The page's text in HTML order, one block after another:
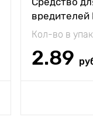
вредителей
Кол-во в
2.89